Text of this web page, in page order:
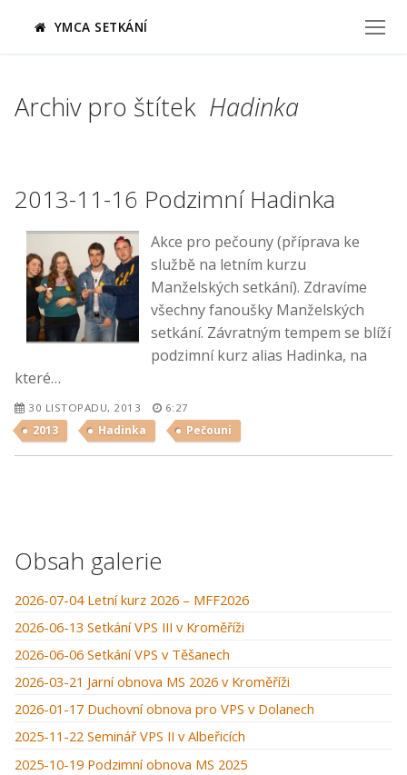
YMCA SETKÁNÍ
Archiv pro štítek Hadinka
2013-11-16 Podzimní Hadinka
Akce pro pečouny (příprava ke
službě na letním kurzu
Manželských setkání). Zdravíme
všechny fanoušky Manželských
setkání. Závratným tempem se blíží
podzimní kurz alias Hadinka, na
které…
30 LISTOPADU, 2013 6:27
2013 Hadinka Pečouni
Obsah galerie
2026-07-04 Letní kurz 2026 – MFF2026
2026-06-13 Setkání VPS III v Kroměříži
2026-06-06 Setkání VPS v Těšanech
2026-03-21 Jarní obnova MS 2026 v Kroměříži
2026-01-17 Duchovní obnova pro VPS v Dolanech
2025-11-22 Seminář VPS II v Albeřicích
2025-10-19 Podzimní obnova MS 2025